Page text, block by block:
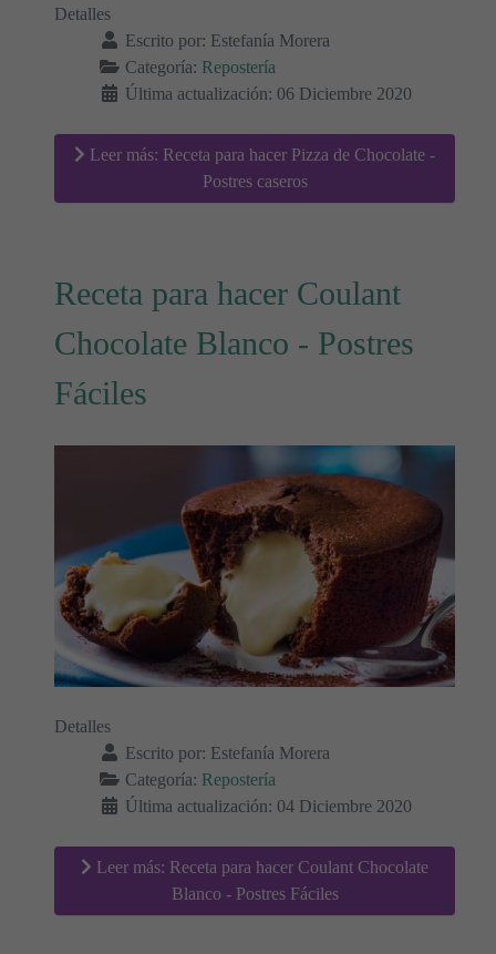
Detalles
Escrito por: Estefanía Morera
Categoría: Repostería
Última actualización: 06 Diciembre 2020
Leer más: Receta para hacer Pizza de Chocolate -
Postres caseros
Receta para hacer Coulant
Chocolate Blanco - Postres
Fáciles
Detalles
Escrito por: Estefanía Morera
Categoría: Repostería
Última actualización: 04 Diciembre 2020
Leer más: Receta para hacer Coulant Chocolate
Blanco - Postres Fáciles